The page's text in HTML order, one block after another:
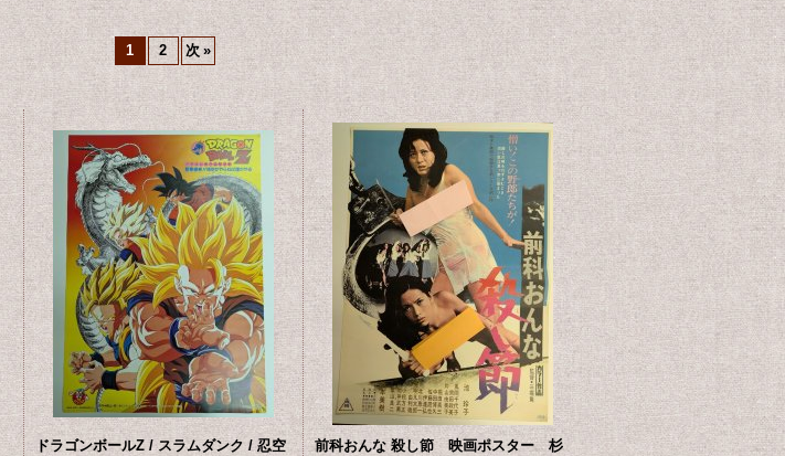
1 2 次 »
ドラゴンボールZ / スラムダンク / 忍空
前科おんな 殺し節 映画ポスター 杉